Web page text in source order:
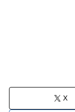
X